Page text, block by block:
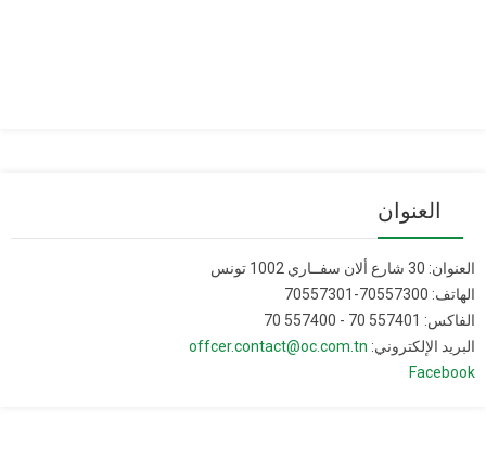
العنوان
العنوان: 30 شارع ألان سفــاري 1002 تونس
الهاتف: 70557300-70557301
الفاكس: 557401 70 - 557400 70
البريد الإلكتروني: offcer.contact@oc.com.tn
Facebook